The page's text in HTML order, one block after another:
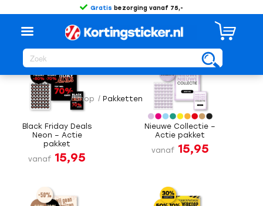
Gratis bezorging vanaf 75,-
/ Shop / Pakketten
Sorteer opStandaard
Black Friday Deals
Neon – Actie
pakket
vanaf 15,95
Nieuwe Collectie –
Actie pakket
vanaf 15,95